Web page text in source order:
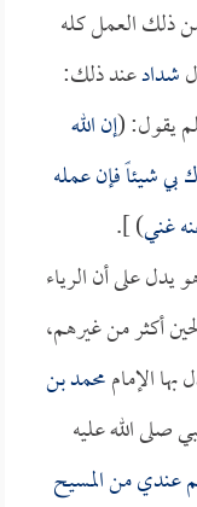
ذلك العمل كله
شدادعند ذلك:
يقول: (إن الله
شيئاً فإن عمله
غني) ].
يدل على أن الرياء
أكثر من غيرهم،
الإماممحمد بن
صلى الله عليه
عندي من المسيح